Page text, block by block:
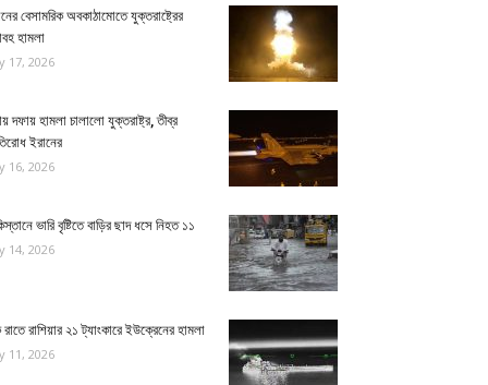
বেসামরিক অবকাঠামোতে যুক্তরাষ্ট্রের
হামলা
17, 2026
দফায় হামলা চালালো যুক্তরাষ্ট্র, তীব্র
ইরানের
16, 2026
ভারি বৃষ্টিতে বাড়ির ছাদ ধসে নিহত ১১
14, 2026
রাশিয়ার ২১ ট্যাংকারে ইউক্রেনের হামলা
11, 2026